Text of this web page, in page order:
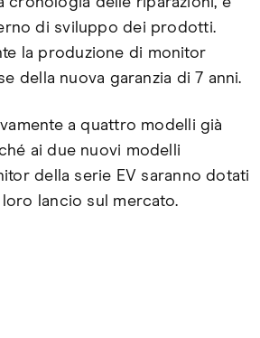
di sviluppo dei prodotti.
la produzione di monitor
della nuova garanzia di 7 anni.
a quattro modelli già
ai due nuovi modelli
della serie EV saranno dotati
lancio sul mercato.